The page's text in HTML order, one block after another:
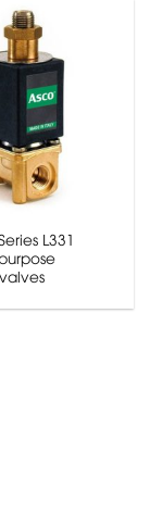
L331